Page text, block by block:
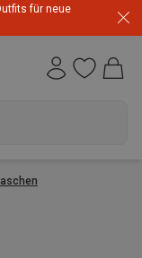
für neue